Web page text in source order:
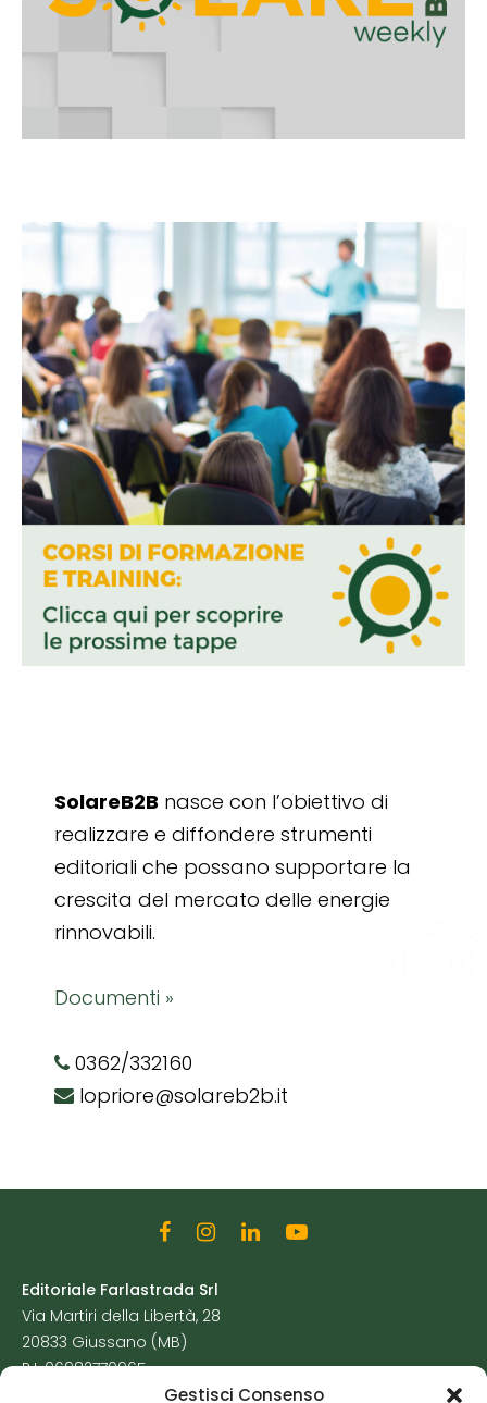
Gestisci Consenso
SolareB2B nasce con l’obiettivo di
realizzare e diffondere strumenti
editoriali che possano supportare la
crescita del mercato delle energie
rinnovabili.
Documenti »
0362/332160
lopriore@solareb2b.it
Editoriale Farlastrada Srl
Via Martiri della Libertà, 28
20833 Giussano (MB)
P.I. 06982770965